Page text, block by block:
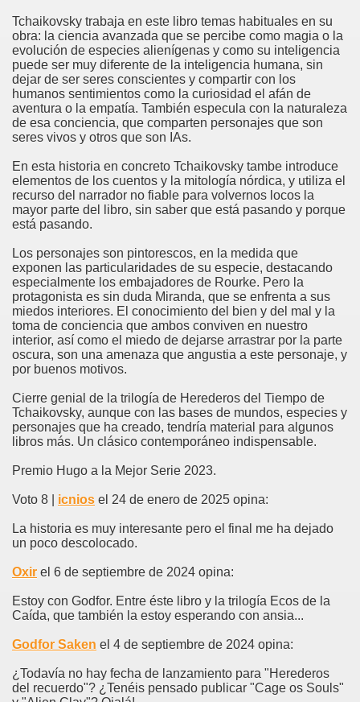
Tchaikovsky trabaja en este libro temas habituales en su
obra: la ciencia avanzada que se percibe como magia o la
evolución de especies alienígenas y como su inteligencia
puede ser muy diferente de la inteligencia humana, sin
dejar de ser seres conscientes y compartir con los
humanos sentimientos como la curiosidad el afán de
aventura o la empatía. También especula con la naturaleza
de esa conciencia, que comparten personajes que son
seres vivos y otros que son IAs.
En esta historia en concreto Tchaikovsky tambe introduce
elementos de los cuentos y la mitología nórdica, y utiliza el
recurso del narrador no fiable para volvernos locos la
mayor parte del libro, sin saber que está pasando y porque
está pasando.
Los personajes son pintorescos, en la medida que
exponen las particularidades de su especie, destacando
especialmente los embajadores de Rourke. Pero la
protagonista es sin duda Miranda, que se enfrenta a sus
miedos interiores. El conocimiento del bien y del mal y la
toma de conciencia que ambos conviven en nuestro
interior, así como el miedo de dejarse arrastrar por la parte
oscura, son una amenaza que angustia a este personaje, y
por buenos motivos.
Cierre genial de la trilogía de Herederos del Tiempo de
Tchaikovsky, aunque con las bases de mundos, especies y
personajes que ha creado, tendría material para algunos
libros más. Un clásico contemporáneo indispensable.
Premio Hugo a la Mejor Serie 2023.
Voto 8 | icnios el 24 de enero de 2025 opina:
La historia es muy interesante pero el final me ha dejado
un poco descolocado.
Oxir el 6 de septiembre de 2024 opina:
Estoy con Godfor. Entre éste libro y la trilogía Ecos de la
Caída, que también la estoy esperando con ansia...
Godfor Saken el 4 de septiembre de 2024 opina:
¿Todavía no hay fecha de lanzamiento para "Herederos
del recuerdo"? ¿Tenéis pensado publicar "Cage os Souls"